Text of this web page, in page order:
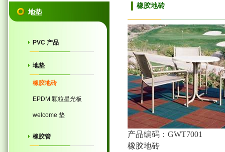
地垫
PVC 产品
地垫
橡胶地砖
EPDM 颗粒星光板
welcome 垫
橡胶管
橡胶地砖
产品编码：GWT7001
橡胶地砖